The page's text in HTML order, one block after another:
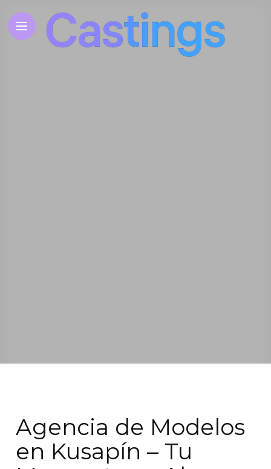
Agencia de Modelos
en Kusapín – Tu